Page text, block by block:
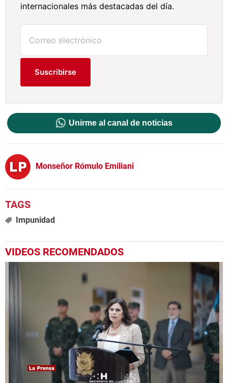
internacionales más destacadas del día.
Suscribirse
Unirme al canal de noticias
Monseñor Rómulo Emiliani
Impunidad
VIDEOS RECOMENDADOS